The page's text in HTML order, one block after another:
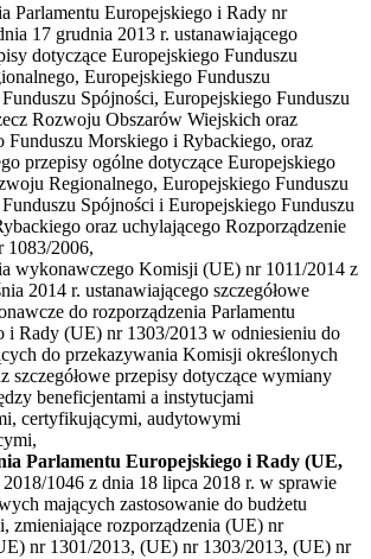
Parlamentu Europejskiego i Rady nr
17 grudnia 2013 r. ustanawiającego
dotyczące Europejskiego Funduszu
Europejskiego Funduszu
Funduszu Spójności, Europejskiego Funduszu
Rozwoju Obszarów Wiejskich oraz
Funduszu Morskiego i Rybackiego, oraz
przepisy ogólne dotyczące Europejskiego
Regionalnego, Europejskiego Funduszu
Funduszu Spójności i Europejskiego Funduszu
oraz uchylającego Rozporządzenie
1083/2006,
wykonawczego Komisji (UE) nr 1011/2014 z
2014 r. ustanawiającego szczegółowe
do rozporządzenia Parlamentu
i Rady (UE) nr 1303/2013 w odniesieniu do
do przekazywania Komisji określonych
szczegółowe przepisy dotyczące wymiany
beneficjentami a instytucjami
certyfikującymi, audytowymi
Parlamentu Europejskiego i Rady (UE,
2018/1046 z dnia 18 lipca 2018 r. w sprawie
mających zastosowanie do budżetu
zmieniające rozporządzenia (UE) nr
nr 1301/2013, (UE) nr 1303/2013, (UE) nr